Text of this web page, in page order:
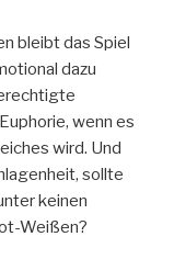
bleibt das Spiel
dazu
wenn es
wird. Und
sollte
keinen
Weißen?